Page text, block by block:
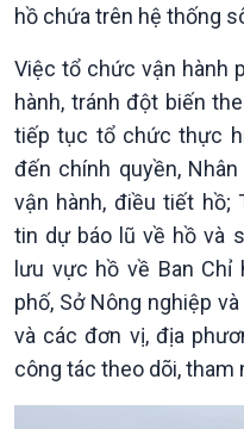
Xã hội
hồ chứa trên hệ thống
Việc tổ chức vận hành
hành, tránh đột biến
tiếp tục tổ chức thực
đến chính quyền,
vận hành, điều tiết hồ;
tin dự báo lũ về hồ và
lưu vực hồ về Ban
phố, Sở Nông nghiệp
và các đơn vị, địa
công tác theo dõi, tham